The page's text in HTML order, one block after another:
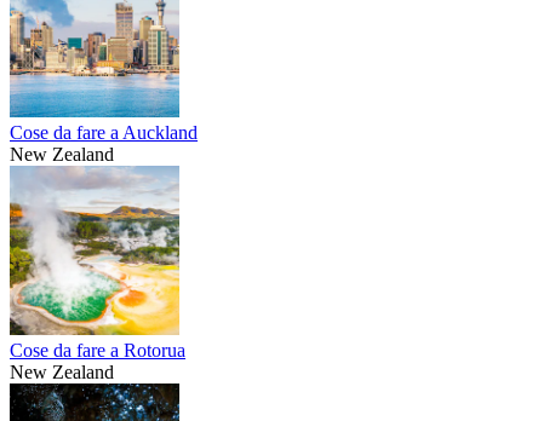
Cose da fare a Auckland
New Zealand
Cose da fare a Rotorua
New Zealand